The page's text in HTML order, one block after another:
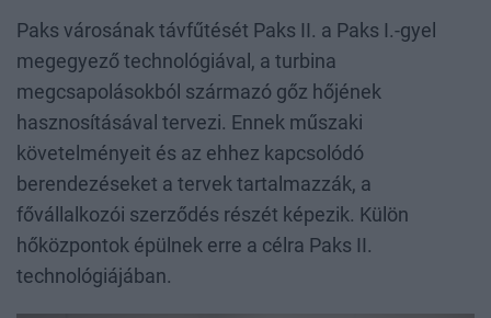
Paks városának távfűtését Paks II. a Paks I.-gyel
megegyező technológiával, a turbina
megcsapolásokból származó gőz hőjének
hasznosításával tervezi. Ennek műszaki
követelményeit és az ehhez kapcsolódó
berendezéseket a tervek tartalmazzák, a
fővállalkozói szerződés részét képezik. Külön
hőközpontok épülnek erre a célra Paks II.
technológiájában.